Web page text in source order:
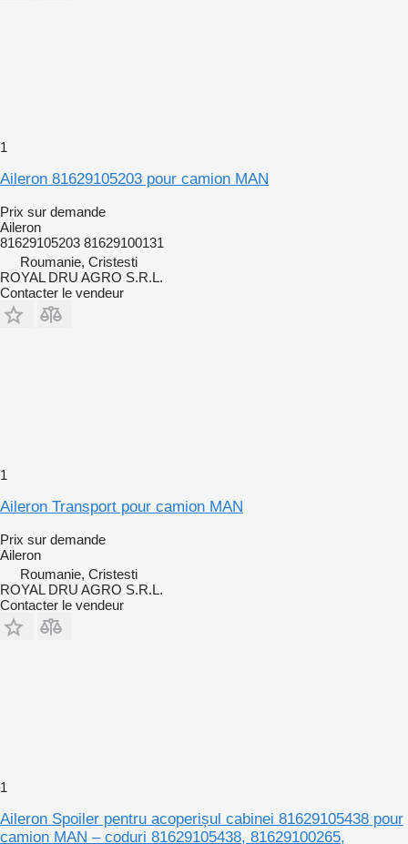
1
Aileron 81629105203 pour camion MAN
Prix sur demande
Aileron
81629105203 81629100131
Roumanie, Cristesti
ROYAL DRU AGRO S.R.L.
Contacter le vendeur
1
Aileron Transport pour camion MAN
Prix sur demande
Aileron
Roumanie, Cristesti
ROYAL DRU AGRO S.R.L.
Contacter le vendeur
1
Aileron Spoiler pentru acoperișul cabinei 81629105438 pour
camion MAN – coduri 81629105438, 81629100265,